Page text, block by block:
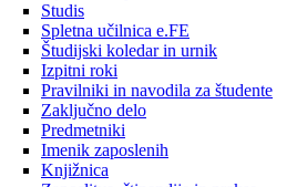
Studis
Spletna učilnica e.FE
Študijski koledar in urnik
Izpitni roki
Pravilniki in navodila za študente
Zaključno delo
Predmetniki
Imenik zaposlenih
Knjižnica